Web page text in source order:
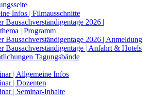
Infos | Filmausschnitte
Bausachverständigentage 2026 |
| Programm
Bausachverständigentage 2026 | Anmeldung
Bausachverständigentage | Anfahrt & Hotels
Tagungsbände
| Allgemeine Infos
| Dozenten
| Seminar-Inhalte